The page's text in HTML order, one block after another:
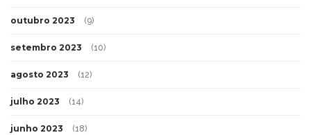
outubro 2023 (9)
setembro 2023 (10)
agosto 2023 (12)
julho 2023 (14)
junho 2023 (18)